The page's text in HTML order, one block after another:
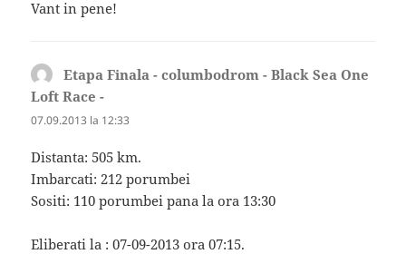
Vant in pene!
Etapa Finala - columbodrom - Black Sea One
Loft Race -
07.09.2013 la 12:33
Distanta: 505 km.
Imbarcati: 212 porumbei
Sositi: 110 porumbei pana la ora 13:30
Eliberati la : 07-09-2013 ora 07:15.